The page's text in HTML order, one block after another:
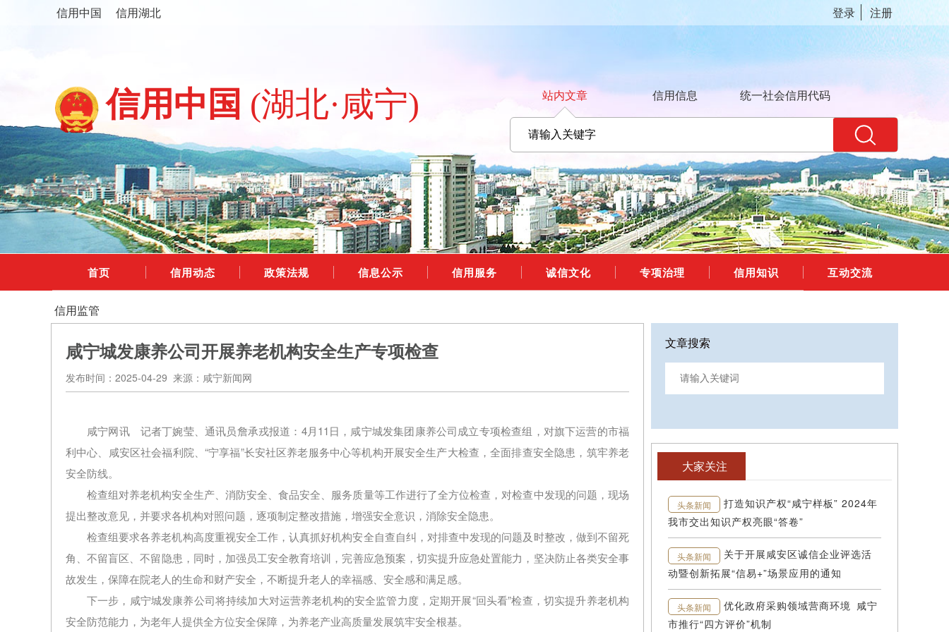
信用中国 信用湖北 登录 注册
信用中国 (湖北·咸宁) 站内文章 信用信息 统一社会信用代码
首页 信用动态 政策法规 信息公示 信用服务 诚信文化 专项治理 信用知识 互动交流
信用监管
咸宁城发康养公司开展养老机构安全生产专项检查
发布时间：2025-04-29 来源：咸宁新闻网
咸宁网讯 记者丁婉莹、通讯员詹承戎报道：4月11日，咸宁城发集团康养公司成立专项检查组，对旗下运营的市福
利中心、咸安区社会福利院、“宁享福”长安社区养老服务中心等机构开展安全生产大检查，全面排查安全隐患，筑牢养老
安全防线。
检查组对养老机构安全生产、消防安全、食品安全、服务质量等工作进行了全方位检查，对检查中发现的问题，现场
提出整改意见，并要求各机构对照问题，逐项制定整改措施，增强安全意识，消除安全隐患。
检查组要求各养老机构高度重视安全工作，认真抓好机构安全自查自纠，对排查中发现的问题及时整改，做到不留死
角、不留盲区、不留隐患，同时，加强员工安全教育培训，完善应急预案，切实提升应急处置能力，坚决防止各类安全事
故发生，保障在院老人的生命和财产安全，不断提升老人的幸福感、安全感和满足感。
下一步，咸宁城发康养公司将持续加大对运营养老机构的安全监管力度，定期开展“回头看”检查，切实提升养老机构
安全防范能力，为老年人提供全方位安全保障，为养老产业高质量发展筑牢安全根基。
文章搜索
大家关注
头条新闻
打造知识产权“咸宁样板” 2024年
我市交出知识产权亮眼“答卷”
头条新闻
关于开展咸安区诚信企业评选活
动暨创新拓展“信易+”场景应用的通知
头条新闻
优化政府采购领域营商环境 咸宁
市推行“四方评价”机制